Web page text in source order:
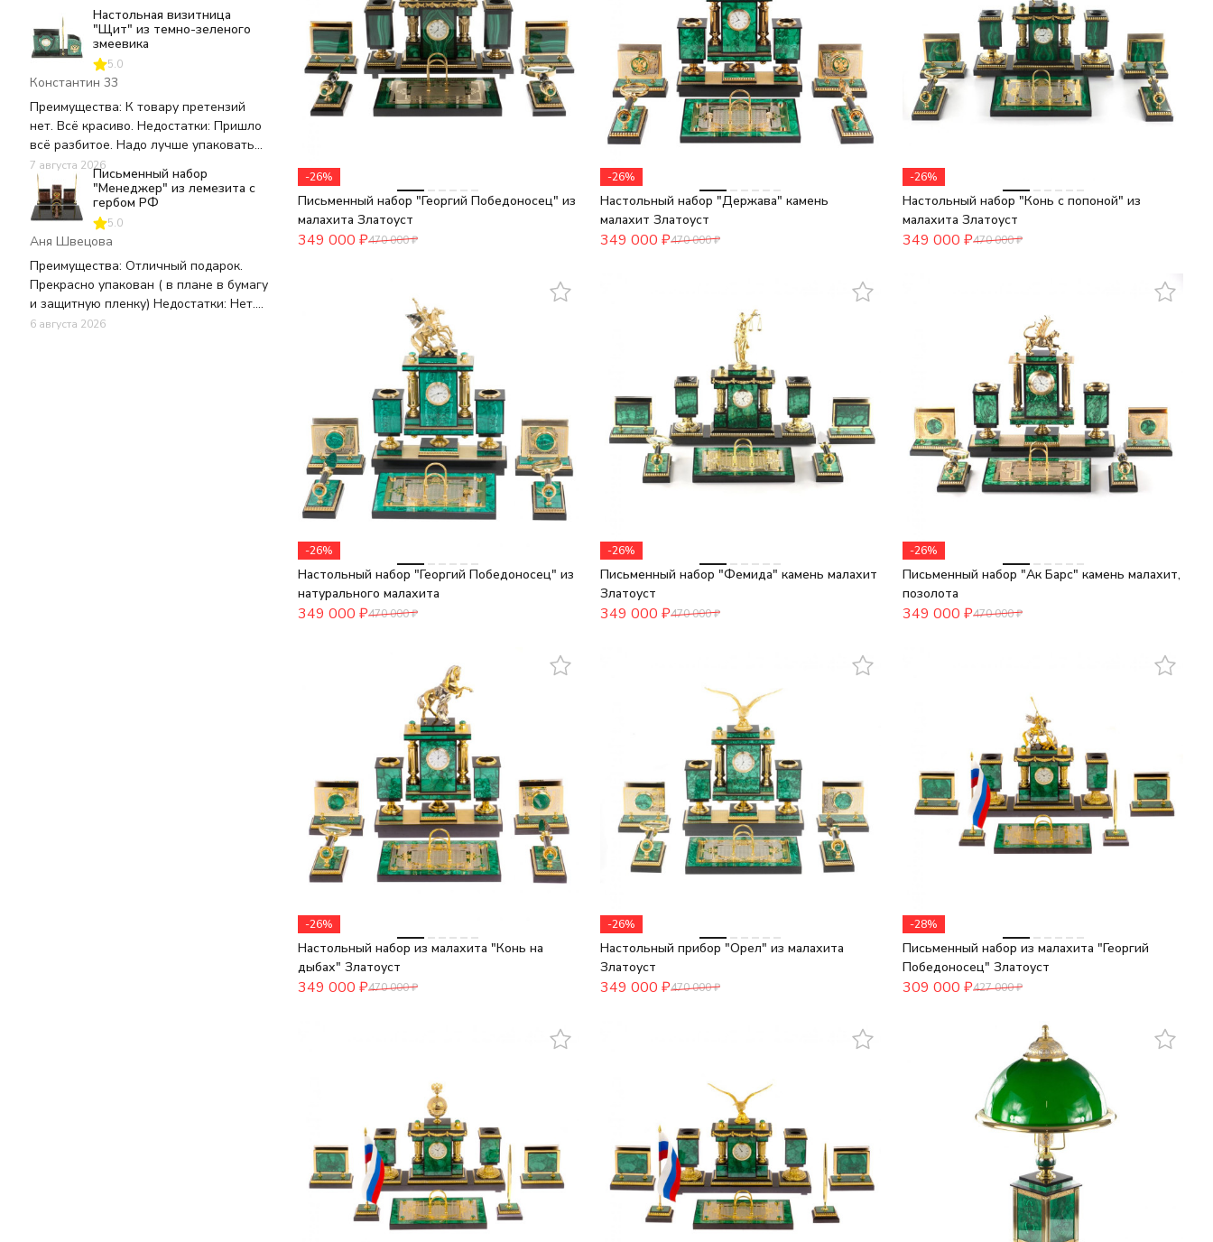
-26%
Письменный набор "Георгий Победоносец" из
малахита Златоуст
349 000 ₽470 000₽
-26%
Настольный набор "Держава" камень
малахит Златоуст
349 000 ₽470 000₽
-26%
Настольный набор "Конь с попоной" из
малахита Златоуст
349 000 ₽470 000₽
-26%
Настольный набор "Георгий Победоносец" из
натурального малахита
349 000 ₽470 000₽
-26%
Письменный набор "Фемида" камень малахит
Златоуст
349 000 ₽470 000₽
-26%
Письменный набор "Ак Барс" камень малахит,
позолота
349 000 ₽470 000₽
-26%
Настольный набор из малахита "Конь на
дыбах" Златоуст
349 000 ₽470 000₽
-26%
Настольный прибор "Орел" из малахита
Златоуст
349 000 ₽470 000₽
-28%
Письменный набор из малахита "Георгий
Победоносец" Златоуст
309 000 ₽427 000₽
Настольная визитница
"Щит" из темно-зеленого
змеевика
5.0
Константин 33
Преимущества: К товару претензий
нет. Всё красиво. Недостатки: Пришло
всё разбитое. Надо лучше упаковать
наверное 🤔. Комментарий: Повторно
не заказал. Ожидаешь, а потом
возврат. Не известно, что пришлют.
7 августа 2026Письменный набор
"Менеджер" из лемезита с
гербом РФ
5.0
Аня Швецова
Преимущества: Отличный подарок.
Прекрасно упакован ( в плане в бумагу
и защитную пленку) Недостатки: Нет.
Все было отлично. В целостности и
6 августа 2026